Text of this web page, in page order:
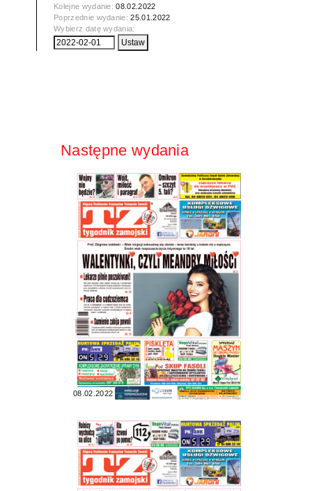
Kolejne wydanie:08.02.2022
Poprzednie wydanie:25.01.2022
Wybierz datę wydania:
Następne wydania
08.02.2022